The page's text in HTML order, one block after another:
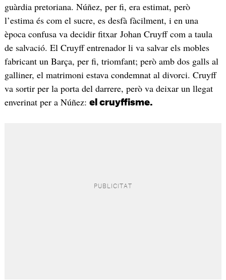
guàrdia pretoriana. Núñez, per fi, era estimat, però
l’estima és com el sucre, es desfà fàcilment, i en una
època confusa va decidir fitxar Johan Cruyff com a taula
de salvació. El Cruyff entrenador li va salvar els mobles
fabricant un Barça, per fi, triomfant; però amb dos galls al
galliner, el matrimoni estava condemnat al divorci. Cruyff
va sortir per la porta del darrere, però va deixar un llegat
enverinat per a Núñez: el cruyffisme.